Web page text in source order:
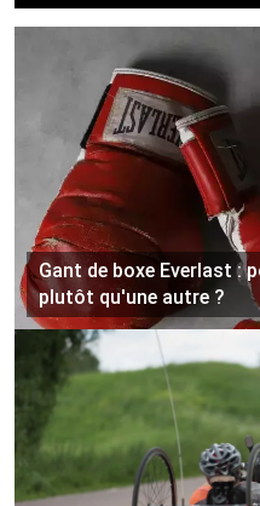
Gant de boxe Everlast :
plutôt qu'une autre ?